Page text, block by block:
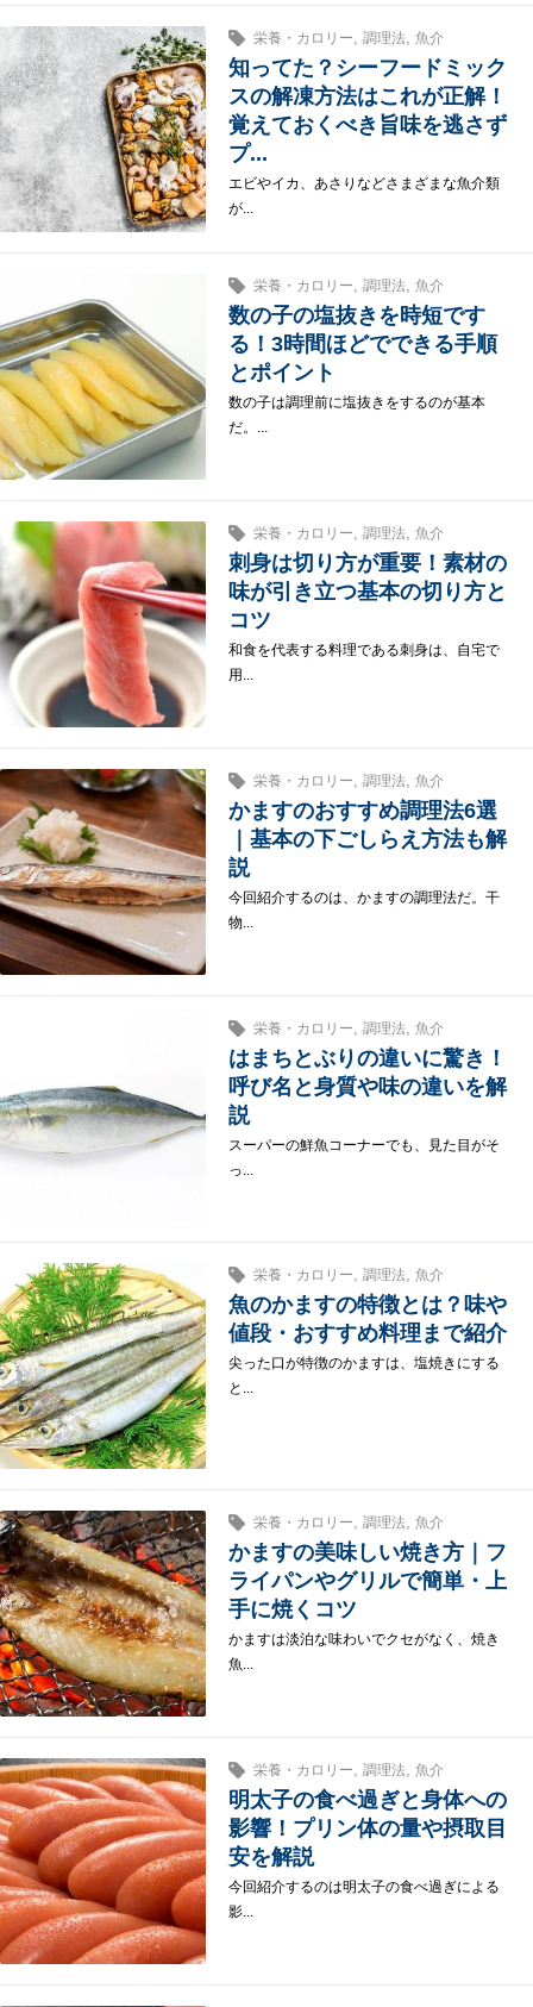
栄養・カロリー 調理法, 魚介
知ってた？シーフードミック
スの解凍方法はこれが正解！
覚えておくべき旨味を逃さず
プ...
エビやイカ、あさりなどさまざまな魚介類
が...
栄養・カロリー 調理法, 魚介
数の子の塩抜きを時短です
る！3時間ほどでできる手順
とポイント
数の子は調理前に塩抜きをするのが基本
だ。...
栄養・カロリー 調理法, 魚介
刺身は切り方が重要！素材の
味が引き立つ基本の切り方と
コツ
和食を代表する料理である刺身は、自宅で
用...
栄養・カロリー 調理法, 魚介
かますのおすすめ調理法6選
｜基本の下ごしらえ方法も解
説
今回紹介するのは、かますの調理法だ。干
物...
栄養・カロリー 調理法, 魚介
はまちとぶりの違いに驚き！
呼び名と身質や味の違いを解
説
スーパーの鮮魚コーナーでも、見た目がそ
っ...
栄養・カロリー, 調理法, 魚介
魚のかますの特徴とは？味や
値段・おすすめ料理まで紹介
尖った口が特徴のかますは、塩焼きにする
と...
栄養・カロリー, 調理法, 魚介
かますの美味しい焼き方｜フ
ライパンやグリルで簡単・上
手に焼くコツ
かますは淡泊な味わいでクセがなく、焼き
魚...
栄養・カロリー, 調理法, 魚介
明太子の食べ過ぎと身体への
影響！プリン体の量や摂取目
安を解説
今回紹介するのは明太子の食べ過ぎによる
影...